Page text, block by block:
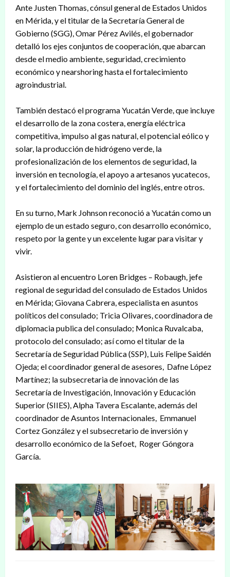
Ante Justen Thomas, cónsul general de Estados Unidos
en Mérida, y el titular de la Secretaría General de
Gobierno (SGG), Omar Pérez Avilés, el gobernador
detalló los ejes conjuntos de cooperación, que abarcan
desde el medio ambiente, seguridad, crecimiento
económico y nearshoring hasta el fortalecimiento
agroindustrial.
También destacó el programa Yucatán Verde, que incluye
el desarrollo de la zona costera, energía eléctrica
competitiva, impulso al gas natural, el potencial eólico y
solar, la producción de hidrógeno verde, la
profesionalización de los elementos de seguridad, la
inversión en tecnología, el apoyo a artesanos yucatecos,
y el fortalecimiento del dominio del inglés, entre otros.
En su turno, Mark Johnson reconoció a Yucatán como un
ejemplo de un estado seguro, con desarrollo económico,
respeto por la gente y un excelente lugar para visitar y
vivir.
Asistieron al encuentro Loren Bridges – Robaugh, jefe
regional de seguridad del consulado de Estados Unidos
en Mérida; Giovana Cabrera, especialista en asuntos
políticos del consulado; Tricia Olivares, coordinadora de
diplomacia publica del consulado; Monica Ruvalcaba,
protocolo del consulado; así como el titular de la
Secretaría de Seguridad Pública (SSP), Luis Felipe Saidén
Ojeda; el coordinador general de asesores, Dafne López
Martínez; la subsecretaria de innovación de las
Secretaría de Investigación, Innovación y Educación
Superior (SIIES), Alpha Tavera Escalante, además del
coordinador de Asuntos Internacionales, Emmanuel
Cortez González y el subsecretario de inversión y
desarrollo económico de la Sefoet, Roger Góngora
García.